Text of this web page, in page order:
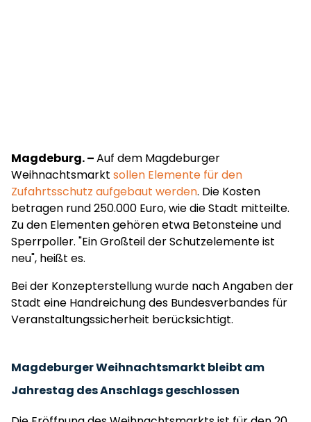
Magdeburg. –Auf dem Magdeburger
Weihnachtsmarkt sollen Elemente für den
Zufahrtsschutz aufgebaut werden. Die Kosten
betragen rund 250.000 Euro, wie die Stadt mitteilte.
Zu den Elementen gehören etwa Betonsteine und
Sperrpoller. "Ein Großteil der Schutzelemente ist
neu", heißt es.
Bei der Konzepterstellung wurde nach Angaben der
Stadt eine Handreichung des Bundesverbandes für
Veranstaltungssicherheit berücksichtigt.
Magdeburger Weihnachtsmarkt bleibt am
Jahrestag des Anschlags geschlossen